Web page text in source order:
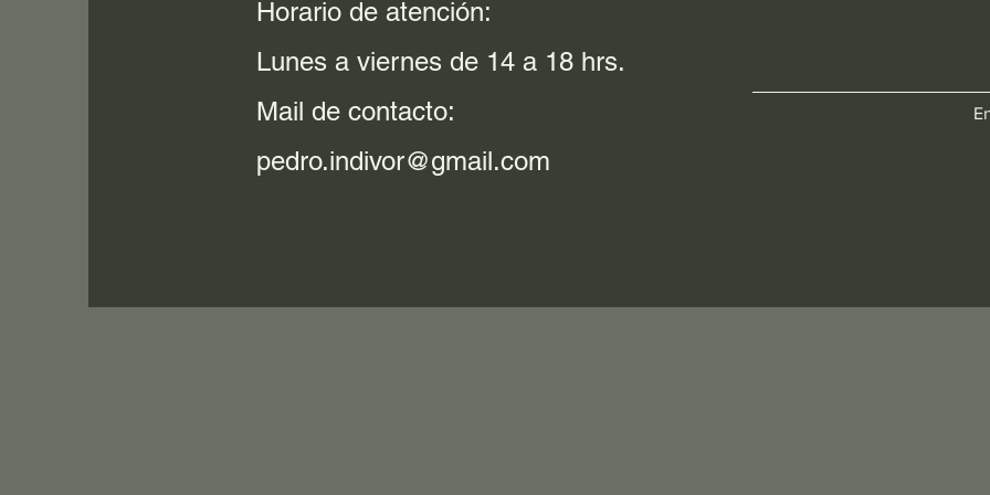
Horario de atención:
Lunes a viernes de 14 a 18 hrs.
Mail de contacto:
pedro.indivor@gmail.com